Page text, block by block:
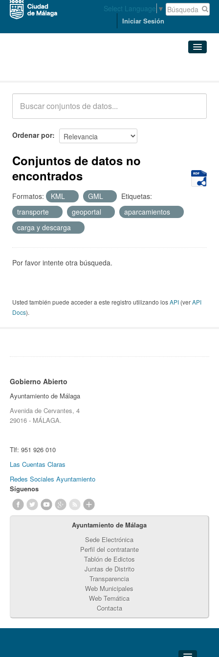
Select Language ▼
Iniciar Sesión
Acerca de
Ordenar por
Conjuntos de datos no
encontrados
Formatos: KML GML
Etiquetas:
transporte
geoportal
aparcamientos
carga y descarga
Por favor intente otra búsqueda.
Usted también puede acceder a este registro utilizando losAPI (verAPI
Docs).
Gobierno Abierto
Ayuntamiento de Málaga
Avenida de Cervantes, 4
29016 - MÁLAGA.
Tlf: 951 926 010
Las Cuentas Claras
Redes Sociales Ayuntamiento
Síguenos
Ayuntamiento de Málaga
Sede Electrónica
Perfil del contratante
Tablón de Edictos
Juntas de Distrito
Transparencia
Web Municipales
Web Temática
Contacta